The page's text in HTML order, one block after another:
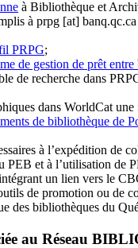
à Bibliothèque et
à prpg [at] banq.qc.ca
PRPG;
de gestion de prêt
de recherche dans
dans WorldCat une
de bibliothèque de
à l’expédition de
PEB et à l’utilisation de
un lien vers le
de promotion ou de
des bibliothèques du
au Réseau